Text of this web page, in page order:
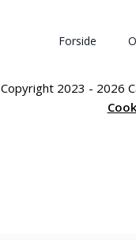
Forside
Copyright 2023 - 2026